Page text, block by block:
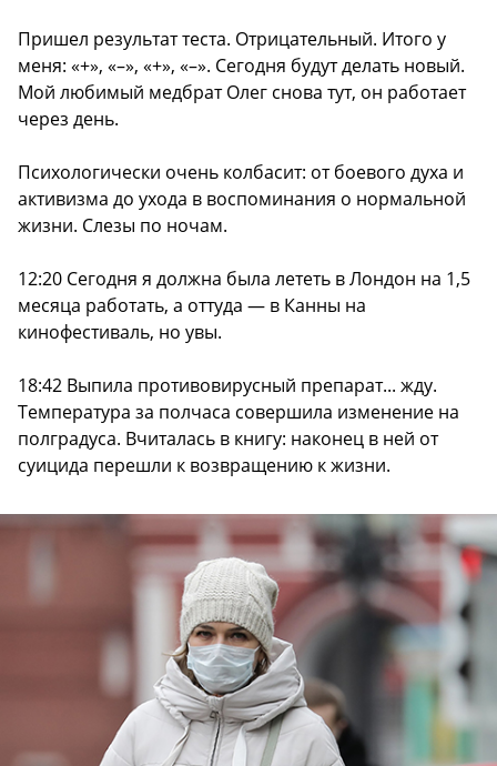
Пришел результат теста. Отрицательный. Итого у
меня: «+», «–», «+», «–». Сегодня будут делать новый.
Мой любимый медбрат Олег снова тут, он работает
через день.
Психологически очень колбасит: от боевого духа и
активизма до ухода в воспоминания о нормальной
жизни. Слезы по ночам.
12:20 Сегодня я должна была лететь в Лондон на 1,5
месяца работать, а оттуда — в Канны на
кинофестиваль, но увы.
18:42 Выпила противовирусный препарат... жду.
Температура за полчаса совершила изменение на
полградуса. Вчиталась в книгу: наконец в ней от
суицида перешли к возвращению к жизни.